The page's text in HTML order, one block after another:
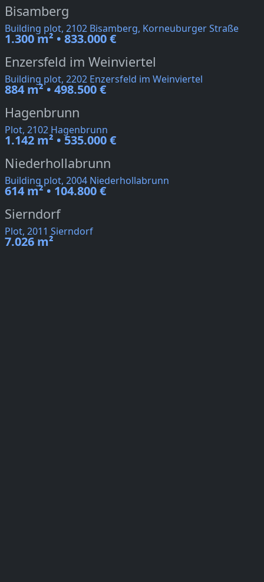
Bisamberg
Building plot, 2102 Bisamberg, Korneuburger Straße
1.300 m² • 833.000 €
Enzersfeld im Weinviertel
Building plot, 2202 Enzersfeld im Weinviertel
884 m² • 498.500 €
Hagenbrunn
Plot, 2102 Hagenbrunn
1.142 m² • 535.000 €
Niederhollabrunn
Building plot, 2004 Niederhollabrunn
614 m² • 104.800 €
Sierndorf
Plot, 2011 Sierndorf
7.026 m²